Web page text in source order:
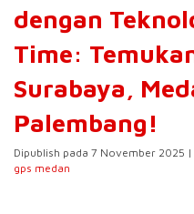
dengan
Time:
Surabaya,
Palembang!
Dipublish pada 7 November 2025
gps medan